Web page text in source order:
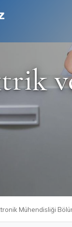
Mühendisliği